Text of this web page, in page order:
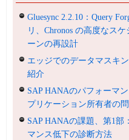
Gluesync 2.2.10：Query
リ、Chronos の高度なス
ーンの再設計
エッジでのデータマスキ
紹介
SAP HANAのパフォーマ
プリケーション所有者の
SAP HANAの課題、第1
マンス低下の診断方法